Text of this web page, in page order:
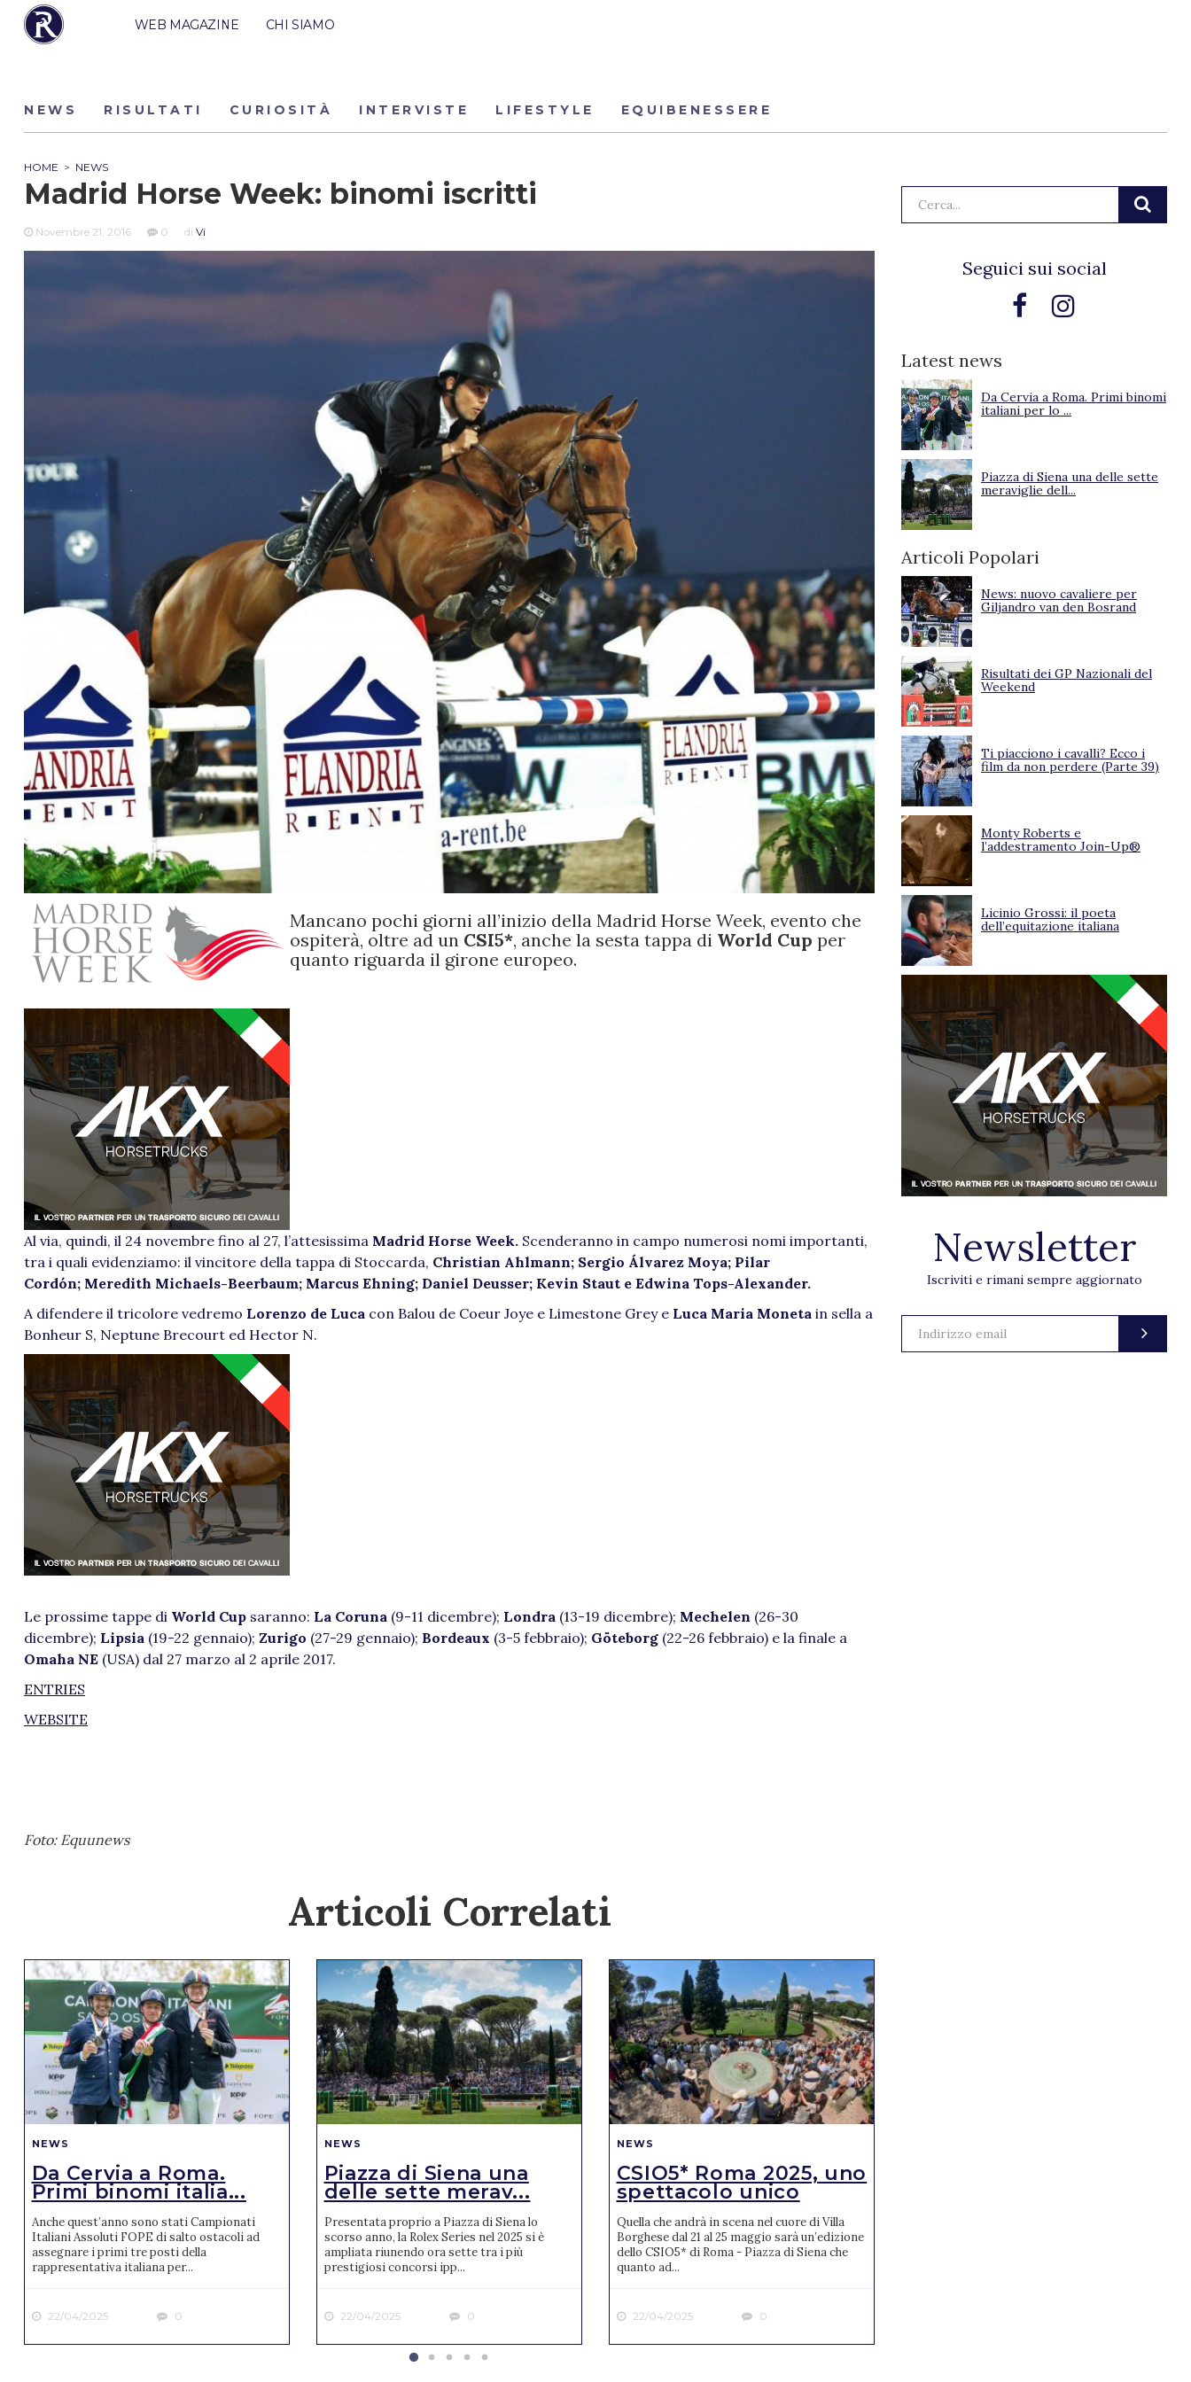
WEB MAGAZINE CHI SIAMO
NEWS RISULTATI CURIOSITÀ INTERVISTE LIFESTYLE EQUIBENESSERE
HOME > NEWS
Madrid Horse Week: binomi iscritti
Novembre 21, 2016 0 di Vi
Mancano pochi giorni all’inizio della Madrid Horse Week, evento che
ospiterà, oltre ad un CSI5*, anche la sesta tappa di World Cup per
quanto riguarda il girone europeo.
Al via, quindi, il 24 novembre fino al 27, l’attesissima Madrid Horse Week. Scenderanno in campo numerosi nomi importanti,
tra i quali evidenziamo: il vincitore della tappa di Stoccarda, Christian Ahlmann; Sergio Álvarez Moya; Pilar
Cordón; Meredith Michaels-Beerbaum; Marcus Ehning; Daniel Deusser; Kevin Staut e Edwina Tops-Alexander.
A difendere il tricolore vedremo Lorenzo de Luca con Balou de Coeur Joye e Limestone Grey e Luca Maria Moneta in sella a
Bonheur S, Neptune Brecourt ed Hector N.
Le prossime tappe di World Cup saranno: La Coruna (9-11 dicembre); Londra (13-19 dicembre); Mechelen (26-30
dicembre); Lipsia (19-22 gennaio); Zurigo (27-29 gennaio); Bordeaux (3-5 febbraio); Göteborg (22-26 febbraio) e la finale a
Omaha NE (USA) dal 27 marzo al 2 aprile 2017.
ENTRIES
WEBSITE
Foto: Equunews
Articoli Correlati
NEWS
Da Cervia a Roma.
Primi binomi italia...
Anche quest’anno sono stati Campionati
Italiani Assoluti FOPE di salto ostacoli ad
assegnare i primi tre posti della
rappresentativa italiana per...
22/04/2025 0
NEWS
Piazza di Siena una
delle sette merav...
Presentata proprio a Piazza di Siena lo
scorso anno, la Rolex Series nel 2025 si è
ampliata riunendo ora sette tra i più
prestigiosi concorsi ipp...
22/04/2025 0
NEWS
CSIO5* Roma 2025, uno
spettacolo unico
Quella che andrà in scena nel cuore di Villa
Borghese dal 21 al 25 maggio sarà un’edizione
dello CSIO5* di Roma - Piazza di Siena che
quanto ad...
22/04/2025 0
Seguici sui social
Latest news
Da Cervia a Roma. Primi binomi
italiani per lo ...
Piazza di Siena una delle sette
meraviglie dell...
Articoli Popolari
News: nuovo cavaliere per
Giljandro van den Bosrand
Risultati dei GP Nazionali del
Weekend
Ti piacciono i cavalli? Ecco i
film da non perdere (Parte 39)
Monty Roberts e
l’addestramento Join-Up®
Licinio Grossi: il poeta
dell’equitazione italiana
Newsletter
Iscriviti e rimani sempre aggiornato